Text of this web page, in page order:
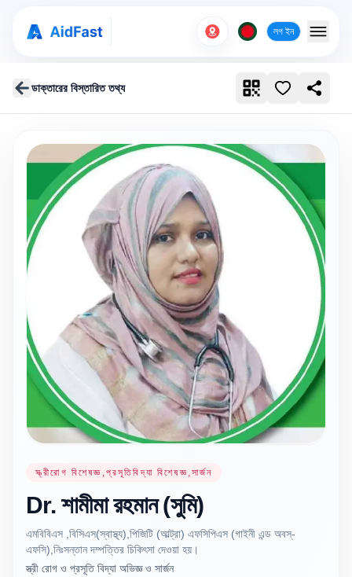
লগ ইন
ডাক্তারের বিস্তারিত তথ্য
স্ত্রীরোগ বিশেষজ্ঞ,প্রসূতিবিদ্যা বিশেষজ্ঞ,সার্জন
Dr. শামীমা রহমান (সুমি)
এমবিবিএস ,বিসিএস(স্বাস্থ্য),পিজিটি (আল্ট্রা) এফসিপিএস (গাইনী এন্ড অবস্-
এফসি),নিঃসন্তান দম্পত্তির চিকিৎসা দেওয়া হয়।
স্ত্রী রোগ ও প্রসূতি বিদ্যা অভিজ্ঞ ও সার্জন